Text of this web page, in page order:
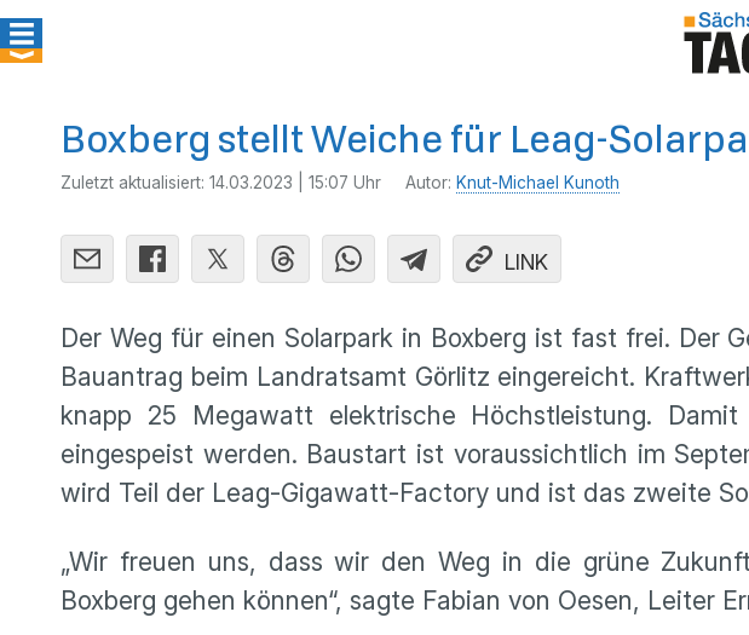
Boxberg stellt Weiche für Leag-
Zuletzt aktualisiert: 14.03.2023 | 15:07 Uhr Autor: Knut-Michael Kunoth
LINK
Der Weg für einen Solarpark in Boxberg ist fast frei. Der
Bauantrag beim Landratsamt Görlitz eingereicht.
knapp 25 Megawatt elektrische Höchstleistung.
eingespeist werden. Baustart ist voraussichtlich im
wird Teil der Leag-Gigawatt-Factory und ist das zweite
„Wir freuen uns, dass wir den Weg in die grüne
Boxberg gehen können“, sagte Fabian von Oesen, Leiter